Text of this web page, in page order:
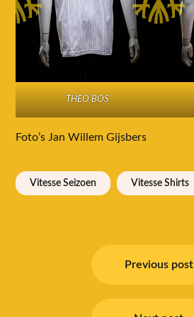
THEO BOS
Foto’s Jan Willem Gijsbers
Vitesse Seizoen Vitesse Shirts
Previous post